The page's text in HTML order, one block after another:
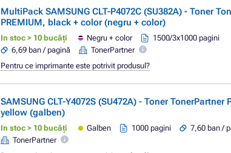
MultiPack SAMSUNG CLT-P4072C (SU382A) - Toner
PREMIUM, black + color (negru + color)
In stoc > 10 bucăți Negru + color
1500/3x1000 pagini
6,69 ban / pagină
TonerPartner
Pentru ce imprimante este potrivit produsul?
SAMSUNG CLT-Y4072S (SU472A) - Toner TonerPartner
yellow (galben)
In stoc > 10 bucăți Galben 1000 pagini
7,60 ban /
TonerPartner